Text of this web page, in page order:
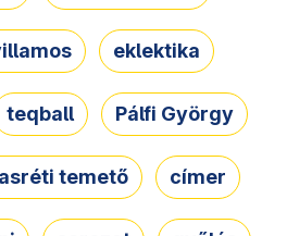
eklektika
teqball Pálfi György
temető címer